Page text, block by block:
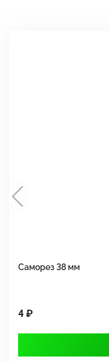
Саморез 38 мм
4 ₽